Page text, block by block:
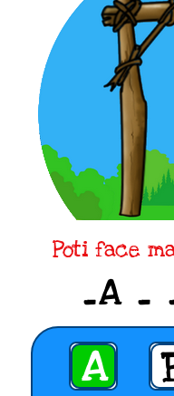
Poti face
_A _
A